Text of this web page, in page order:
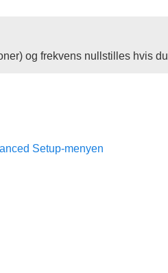
og frekvens nullstilles hvis
Setup-menyen